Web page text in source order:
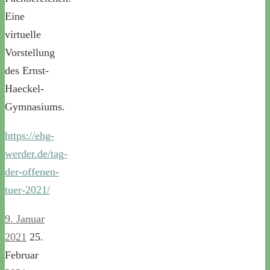
Eine
virtuelle
Vorstellung
des Ernst-
Haeckel-
Gymnasiums.
https://ehg-
werder.de/tag-
der-offenen-
tuer-2021/
9. Januar
2021 25.
Februar